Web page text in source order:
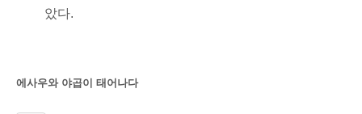
았다.
에사우와 야곱이 태어나다